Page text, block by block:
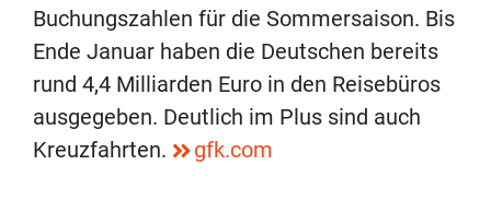
Buchungszahlen für die Sommersaison. Bis
Ende Januar haben die Deutschen bereits
rund 4,4 Milliarden Euro in den Reisebüros
ausgegeben. Deutlich im Plus sind auch
Kreuzfahrten.
gfk.com